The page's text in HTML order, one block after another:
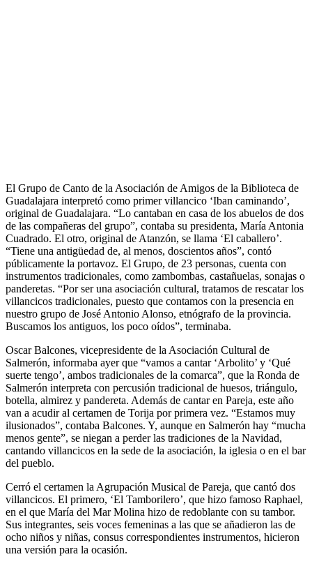
El Grupo de Canto de la Asociación de Amigos de la Biblioteca de
Guadalajara interpretó como primer villancico ‘Iban caminando’,
original de Guadalajara. “Lo cantaban en casa de los abuelos de dos
de las compañeras del grupo”, contaba su presidenta, María Antonia
Cuadrado. El otro, original de Atanzón, se llama ‘El caballero’.
“Tiene una antigüedad de, al menos, doscientos años”, contó
públicamente la portavoz. El Grupo, de 23 personas, cuenta con
instrumentos tradicionales, como zambombas, castañuelas, sonajas o
panderetas. “Por ser una asociación cultural, tratamos de rescatar los
villancicos tradicionales, puesto que contamos con la presencia en
nuestro grupo de José Antonio Alonso, etnógrafo de la provincia.
Buscamos los antiguos, los poco oídos”, terminaba.
Oscar Balcones, vicepresidente de la Asociación Cultural de
Salmerón, informaba ayer que “vamos a cantar ‘Arbolito’ y ‘Qué
suerte tengo’, ambos tradicionales de la comarca”, que la Ronda de
Salmerón interpreta con percusión tradicional de huesos, triángulo,
botella, almirez y pandereta. Además de cantar en Pareja, este año
van a acudir al certamen de Torija por primera vez. “Estamos muy
ilusionados”, contaba Balcones. Y, aunque en Salmerón hay “mucha
menos gente”, se niegan a perder las tradiciones de la Navidad,
cantando villancicos en la sede de la asociación, la iglesia o en el bar
del pueblo.
Cerró el certamen la Agrupación Musical de Pareja, que cantó dos
villancicos. El primero, ‘El Tamborilero’, que hizo famoso Raphael,
en el que María del Mar Molina hizo de redoblante con su tambor.
Sus integrantes, seis voces femeninas a las que se añadieron las de
ocho niños y niñas, consus correspondientes instrumentos, hicieron
una versión para la ocasión.